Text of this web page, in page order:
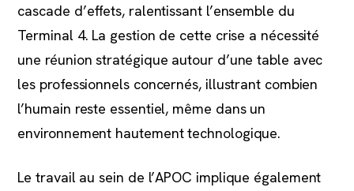
cascade d’effets, ralentissant l’ensemble du
Terminal 4. La gestion de cette crise a nécessité
une réunion stratégique autour d’une table avec
les professionnels concernés, illustrant combien
l’humain reste essentiel, même dans un
environnement hautement technologique.
Le travail au sein de l’APOC implique également